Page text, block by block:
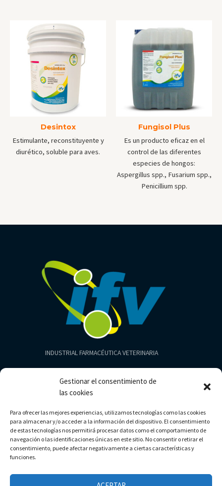
Gestionar el consentimiento de
las cookies
Para ofrecer las mejores experiencias, utilizamos tecnologías como las cookies
para almacenar y/o acceder a la información del dispositivo. El consentimiento
de estas tecnologías nos permitirá procesar datos como el comportamiento de
navegación o las identificaciones únicas en este sitio. No consentir o retirar el
consentimiento, puede afectar negativamente a ciertas características y
funciones.
Desintox
Estimulante, reconstituyente y
diurético, soluble para aves.
Fungisol Plus
Es un producto eficaz en el
control de las diferentes
especies de hongos:
Aspergillus spp., Fusarium spp.,
Penicillium spp.
INDUSTRIAL FARMACÉUTICA VETERINARIA
Productos
Bovinos
Limpieza
Copyright © 2026 | Industrial Farmacéutica Veterinaria